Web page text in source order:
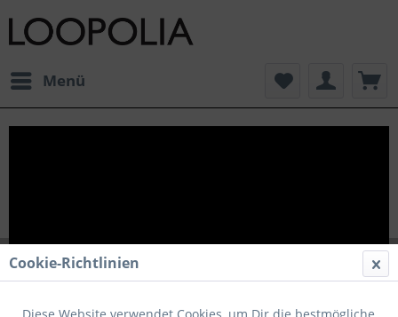
Menü
Cookie-Richtlinien
Diese Website verwendet Cookies, um Dir die bestmögliche